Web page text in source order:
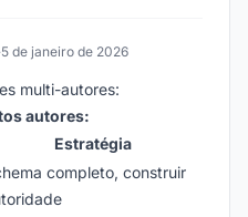
·5 de janeiro de 2026
multi-autores:
autores:
Estratégia
completo, construir